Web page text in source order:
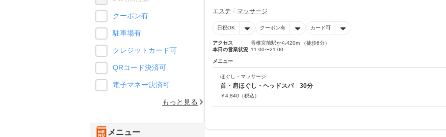
エステ マッサージ
日祝OK クーポン有 カード可
アクセス
香椎宮前駅から420m （徒歩6分）
本日の営業状況 11:00〜21:00
メニュー
ほぐし・マッサージ
首・肩ほぐし・ヘッドスパ 30分
￥4,840 （税込）
クーポン有
駐車場有
クレジットカード可
QRコード決済可
電子マネー決済可
もっと見る
メニュー